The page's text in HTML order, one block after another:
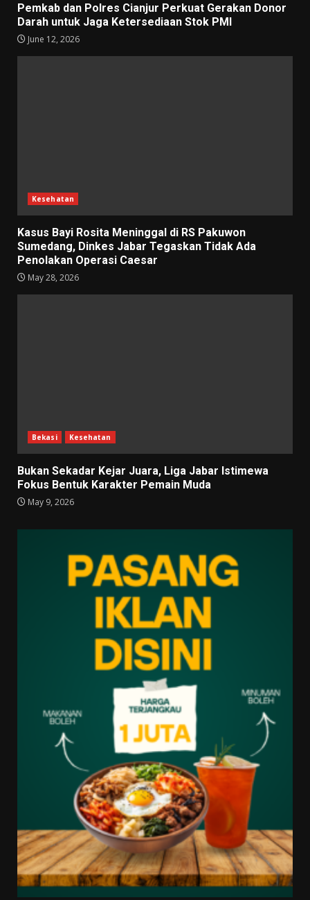
Pemkab dan Polres Cianjur Perkuat Gerakan Donor
Darah untuk Jaga Ketersediaan Stok PMI
June 12, 2026
Kesehatan
Kasus Bayi Rosita Meninggal di RS Pakuwon
Sumedang, Dinkes Jabar Tegaskan Tidak Ada
Penolakan Operasi Caesar
May 28, 2026
Bekasi Kesehatan
Bukan Sekadar Kejar Juara, Liga Jabar Istimewa
Fokus Bentuk Karakter Pemain Muda
May 9, 2026